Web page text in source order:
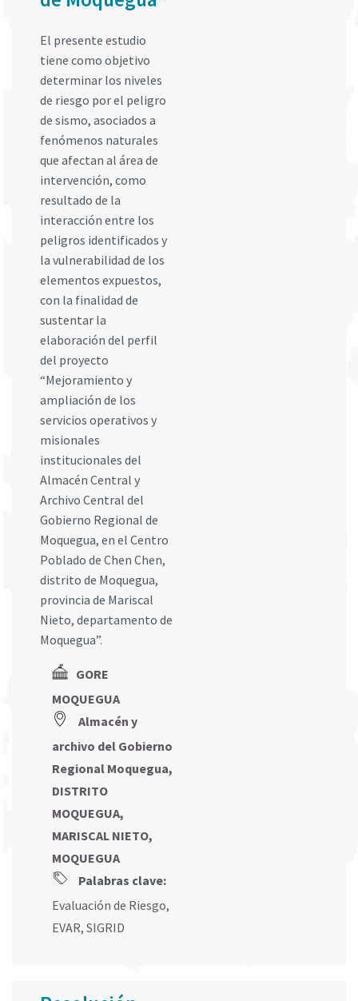
El presente estudio
tiene como objetivo
determinar los niveles
de riesgo por el peligro
de sismo, asociados a
fenómenos naturales
que afectan al área de
intervención, como
resultado de la
interacción entre los
peligros identificados y
la vulnerabilidad de los
elementos expuestos,
con la finalidad de
sustentar la
elaboración del perfil
del proyecto
“Mejoramiento y
ampliación de los
servicios operativos y
misionales
institucionales del
Almacén Central y
Archivo Central del
Gobierno Regional de
Moquegua, en el Centro
Poblado de Chen Chen,
distrito de Moquegua,
provincia de Mariscal
Nieto, departamento de
Moquegua”.
GORE
MOQUEGUA
Almacén y
archivo del Gobierno
Regional Moquegua,
DISTRITO
MOQUEGUA,
MARISCAL NIETO,
MOQUEGUA
Palabras clave:
Evaluación de Riesgo,
EVAR, SIGRID